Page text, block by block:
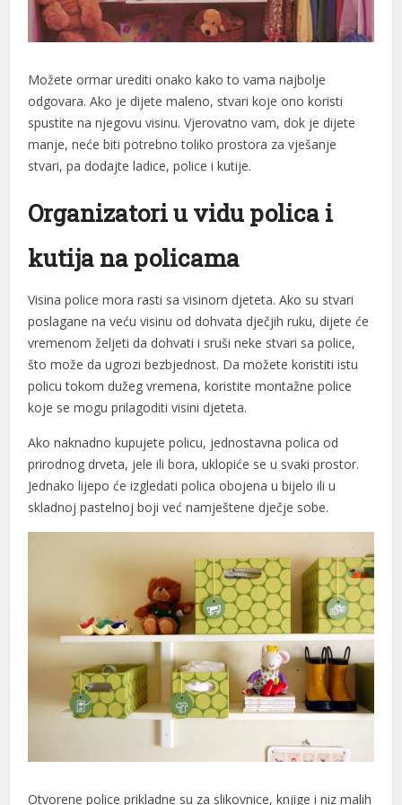
panel
panel
Panel
Panel
oku
Panel
Panel
panel
Oku
panel
panel
panel
panel
Možete ormar urediti onako kako to vama najbolje
odgovara. Ako je dijete maleno, stvari koje ono koristi
spustite na njegovu visinu. Vjerovatno vam, dok je dijete
manje, neće biti potrebno toliko prostora za vješanje
stvari, pa dodajte ladice, police i kutije.
Organizatori u vidu polica i
kutija na policama
Visina police mora rasti sa visinom djeteta. Ako su stvari
poslagane na veću visinu od dohvata dječjih ruku, dijete će
vremenom željeti da dohvati i sruši neke stvari sa police,
što može da ugrozi bezbjednost. Da možete koristiti istu
policu tokom dužeg vremena, koristite montažne police
koje se mogu prilagoditi visini djeteta.
Ako naknadno kupujete policu, jednostavna polica od
prirodnog drveta, jele ili bora, uklopiće se u svaki prostor.
Jednako lijepo će izgledati polica obojena u bijelo ili u
skladnoj pastelnoj boji već namještene dječje sobe.
Otvorene police prikladne su za slikovnice, knjige i niz malih